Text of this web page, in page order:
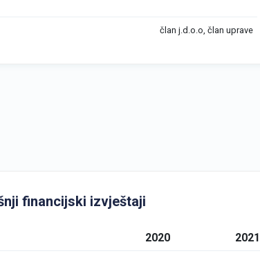
član j.d.o.o, član uprave
financijski izvještaji
2020 2021